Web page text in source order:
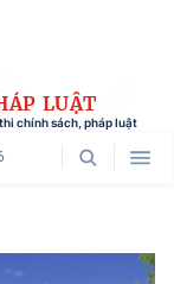
LUẬT
chính sách, pháp luật